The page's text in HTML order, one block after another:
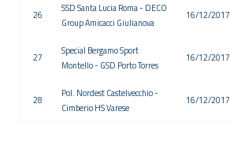
26
SSD Santa Lucia Roma - DECO
Group Amicacci Giulianova
16/12/2017
27
Special Bergamo Sport
Montello - GSD Porto Torres
16/12/2017
28
Pol. Nordest Castelvecchio -
Cimberio HS Varese
16/12/2017